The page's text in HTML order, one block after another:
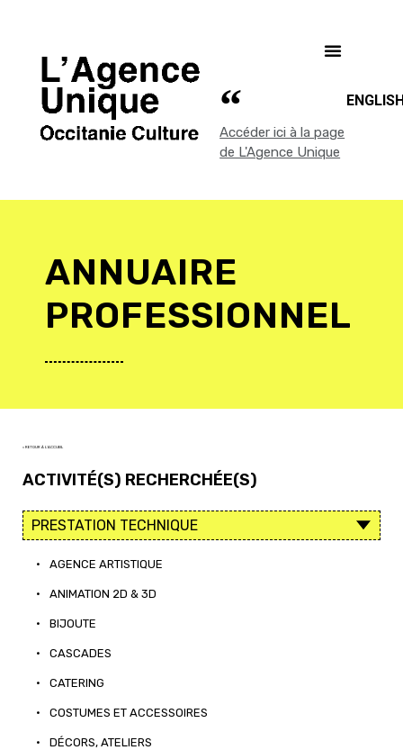
Accéder ici à la page
de L'Agence Unique
ANNUAIRE
PROFESSIONNEL
< RETOUR À L'ACCUEIL
ACTIVITÉ(S) RECHERCHÉE(S)
• AGENCE ARTISTIQUE
• ANIMATION 2D & 3D
• BIJOUTE
• CASCADES
• CATERING
• COSTUMES ET ACCESSOIRES
• DÉCORS, ATELIERS